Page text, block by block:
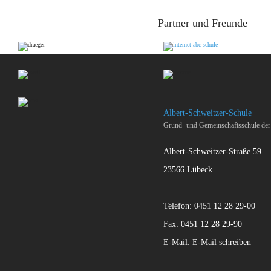
Partner und Freunde
Albert-Schweitzer-Schule
Grund- und Gemeinschaftsschule
Albert-Schweitzer-Straße 59
23566 Lübeck
Telefon: 0451 12 28 29-00
Fax: 0451 12 28 29-90
E-Mail: E-Mail schreiben